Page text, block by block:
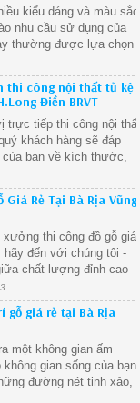
kiểu dáng và màu sắc
nhu cầu sử dụng của
thường được lựa chọn
kiệm diện tích
thi công nội thất tủ kệ
Điền BRVT
trực tiếp thi công nội
khách hàng sẽ đáp
bạn về kích thước,
liên hệ với chúng tôi để
đãi tốt nhất.
Giá Rẻ Tại Bà Rịa Vũng
xưởng thi công đồ gỗ giá
hãy đến với chúng tôi -
chất lượng đỉnh cao
gỗ giá rẻ tại Bà Rịa
một không gian ấm
gian sống của bạn.
đường nét tinh xảo,
trang trí nội thất.